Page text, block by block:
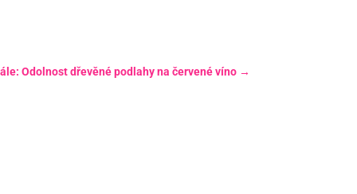
Odolnost dřevěné podlahy na červené víno→